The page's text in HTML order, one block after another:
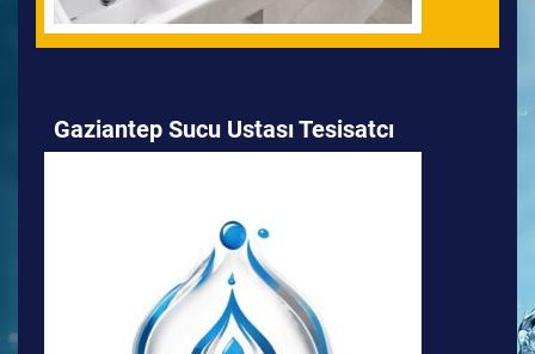
Gaziantep Sucu Ustası Tesisatcı